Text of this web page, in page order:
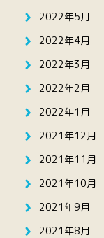
2022年5月
2022年4月
2022年3月
2022年2月
2022年1月
2021年12月
2021年11月
2021年10月
2021年9月
2021年8月